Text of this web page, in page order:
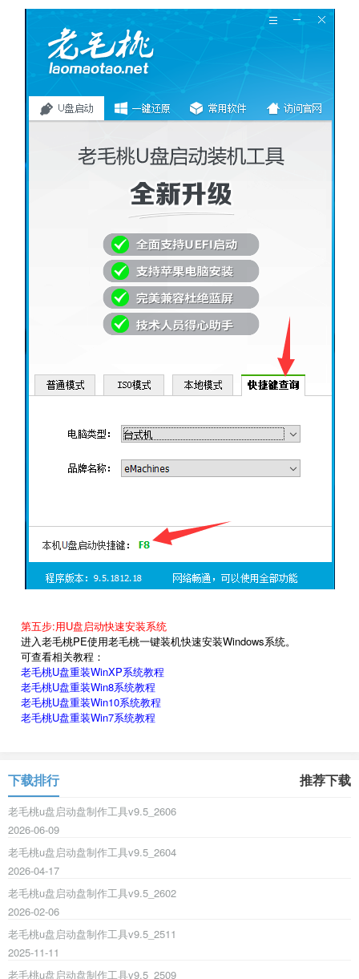
第五步:用U盘启动快速安装系统
进入老毛桃PE使用老毛桃一键装机快速安装Windows系统。
可查看相关教程：
老毛桃U盘重装WinXP系统教程
老毛桃U盘重装Win8系统教程
老毛桃U盘重装Win10系统教程
老毛桃U盘重装Win7系统教程
下载排行 推荐下载
老毛桃u盘启动盘制作工具v9.5_2606
2026-06-09
老毛桃u盘启动盘制作工具v9.5_2604
2026-04-17
老毛桃u盘启动盘制作工具v9.5_2602
2026-02-06
老毛桃u盘启动盘制作工具v9.5_2511
2025-11-11
老毛桃u盘启动盘制作工具v9.5_2509